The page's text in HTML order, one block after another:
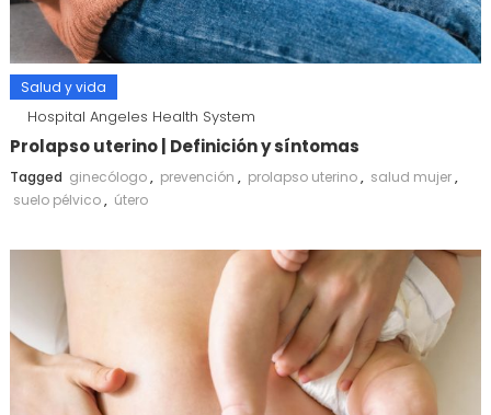
Salud y vida
Hospital Angeles Health System
Prolapso uterino | Definición y síntomas
Tagged ginecólogo, prevención , prolapso uterino, salud mujer,
suelo pélvico, útero